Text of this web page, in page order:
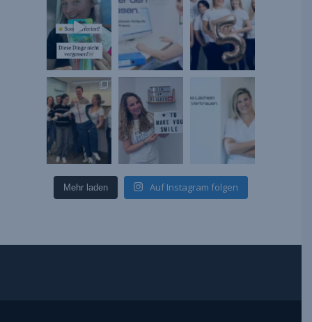
Mehr laden Auf Instagram folgen